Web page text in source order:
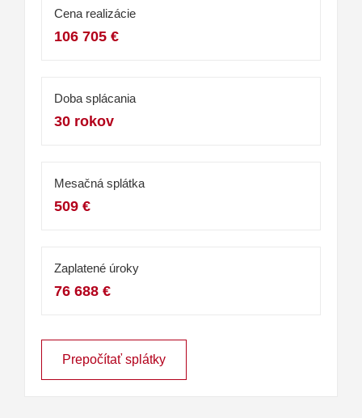
Cena realizácie
106 705 €
Doba splácania
30 rokov
Mesačná splátka
509 €
Zaplatené úroky
76 688 €
Prepočítať splátky